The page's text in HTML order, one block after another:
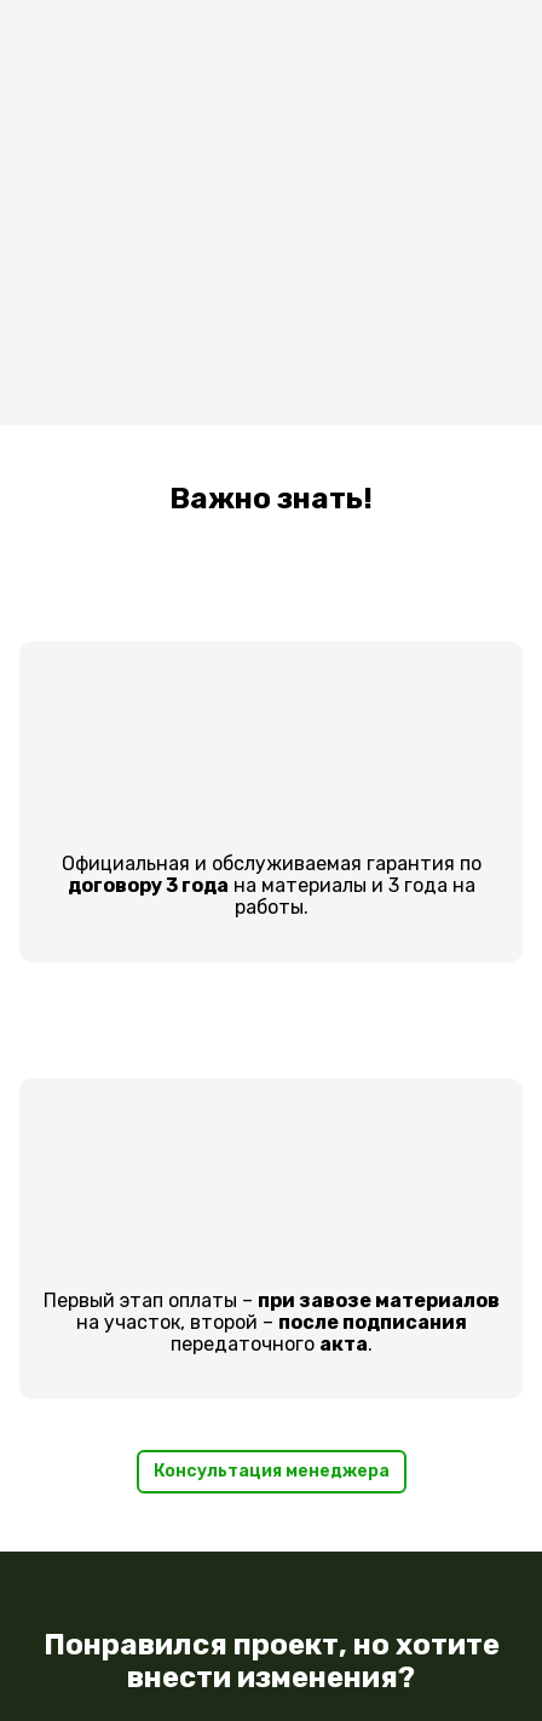
Важно знать!
Официальная и обслуживаемая гарантия по
договору 3 года на материалы и 3 года на
работы.
Первый этап оплаты – при завозе материалов
на участок, второй – после подписания
передаточного акта.
Консультация менеджера
Понравился проект, но хотите
внести изменения?